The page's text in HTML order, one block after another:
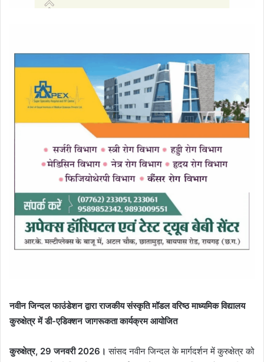
नवीन जिन्दल फाउंडेशन द्वारा राजकीय संस्कृति मॉडल वरिष्ठ माध्यमिक विद्यालय
कुरुक्षेत्र में डी-एडिक्शन जागरूकता कार्यक्रम आयोजित
कुरुक्षेत्र, 29 जनवरी 2026। सांसद नवीन जिन्दल के मार्गदर्शन में कुरुक्षेत्र को